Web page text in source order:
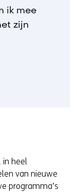
ik mee
zijn
in heel
van nieuwe
programma’s